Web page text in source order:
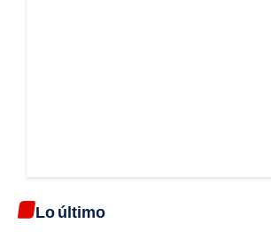
Lo último